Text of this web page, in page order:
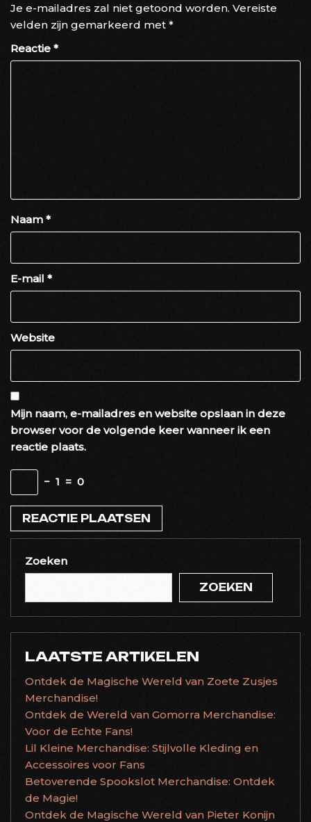
Je e-mailadres zal niet getoond worden. Vereiste
velden zijn gemarkeerd met *
Reactie *
Naam *
E-mail *
Website
Mijn naam, e-mailadres en website opslaan in deze
browser voor de volgende keer wanneer ik een
reactie plaats.
− 1 = 0
Zoeken
ZOEKEN
LAATSTE ARTIKELEN
Ontdek de Magische Wereld van Zoete Zusjes
Merchandise!
Ontdek de Wereld van Gomorra Merchandise:
Voor de Echte Fans!
Lil Kleine Merchandise: Stijlvolle Kleding en
Accessoires voor Fans
Betoverende Spookslot Merchandise: Ontdek
de Magie!
Ontdek de Magische Wereld van Pieter Konijn